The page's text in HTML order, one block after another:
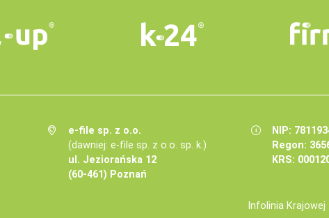
e-file sp. z o.o.
(dawniej: e-file sp. z o.o. sp. k.)
ul. Jeziorańska 12
(60-461) Poznań
NIP:
Regon:
KRS:
Infolinia